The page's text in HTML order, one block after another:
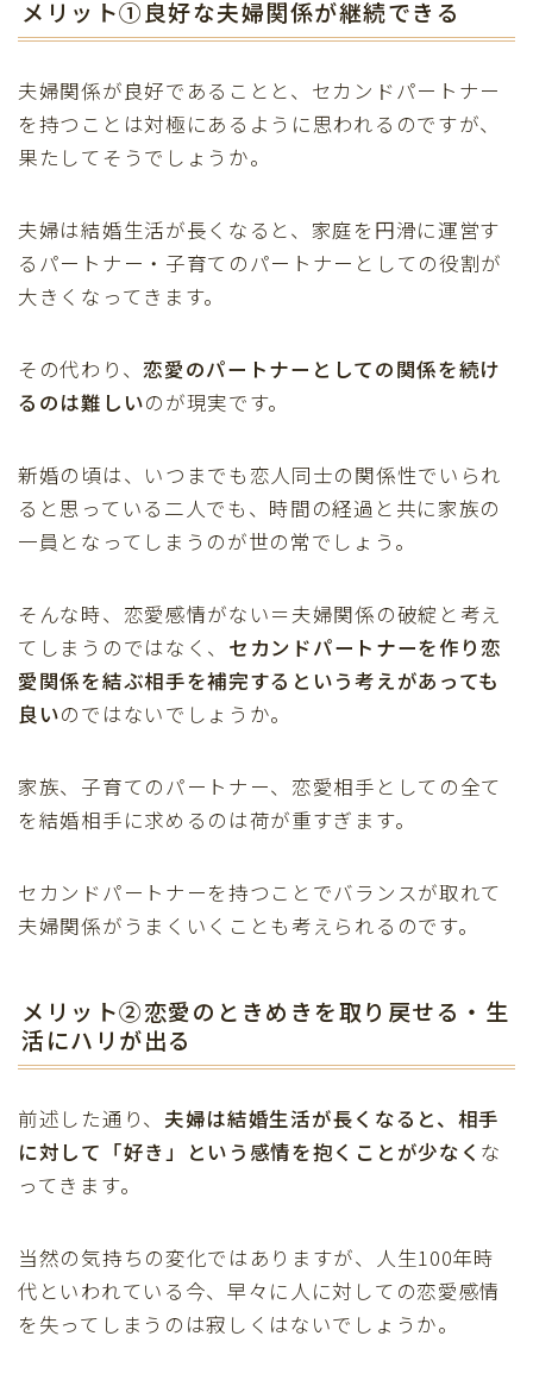
メリット①良好な夫婦関係が継続できる
夫婦関係が良好であることと、セカンドパートナー
を持つことは対極にあるように思われるのですが、
果たしてそうでしょうか。
夫婦は結婚生活が長くなると、家庭を円滑に運営す
るパートナー・子育てのパートナーとしての役割が
大きくなってきます。
その代わり、恋愛のパートナーとしての関係を続け
るのは難しいのが現実です。
新婚の頃は、いつまでも恋人同士の関係性でいられ
ると思っている二人でも、時間の経過と共に家族の
一員となってしまうのが世の常でしょう。
そんな時、恋愛感情がない＝夫婦関係の破綻と考え
てしまうのではなく、 セカンドパートナーを作り恋
愛関係を結ぶ相手を補完するという考えがあっても
良いのではないでしょうか。
家族、子育てのパートナー、恋愛相手としての全て
を結婚相手に求めるのは荷が重すぎます。
セカンドパートナーを持つことでバランスが取れて
夫婦関係がうまくいくことも考えられるのです。
メリット②恋愛のときめきを取り戻せる・生
活にハリが出る
前述した通り、 夫婦は結婚生活が長くなると、相手
に対して「好き」という感情を抱くことが少なく な
ってきます。
当然の気持ちの変化ではありますが、人生100年時
代といわれている今、早々に人に対しての恋愛感情
を失ってしまうのは寂しくはないでしょうか。